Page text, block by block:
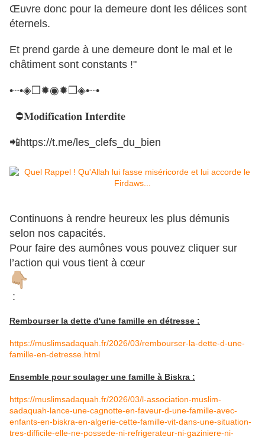
Œuvre donc pour la demeure dont les délices sont
éternels.
Et prend garde à une demeure dont le mal et le
châtiment sont constants !"
•┈•◈❒✹◉✹❒◈•┈•
⛔𝐌𝐨𝐝𝐢𝐟𝐢𝐜𝐚𝐭𝐢𝐨𝐧 𝐈𝐧𝐭𝐞𝐫𝐝𝐢𝐭𝐞
📲https://t.me/les_clefs_du_bien
Continuons à rendre heureux les plus démunis
selon nos capacités.
Pour faire des aumônes vous pouvez cliquer sur
l’action qui vous tient à cœur
:
Rembourser la dette d'une famille en détresse :
https://muslimsadaquah.fr/2026/03/rembourser-la-dette-d-une-
famille-en-detresse.html
Ensemble pour soulager une famille à Biskra :
https://muslimsadaquah.fr/2026/03/l-association-muslim-
sadaquah-lance-une-cagnotte-en-faveur-d-une-famille-avec-
enfants-en-biskra-en-algerie-cette-famille-vit-dans-une-situation-
tres-difficile-elle-ne-possede-ni-refrigerateur-ni-gaziniere-ni-